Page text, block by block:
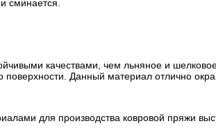
сминается.
качествами, чем льняное и
поверхности. Данный материал отлично
для производства ковровой пряжи